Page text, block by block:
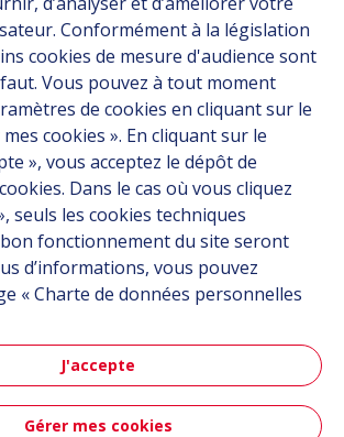
Conformément à la législation
cookies de mesure d'audience sont
Vous pouvez à tout moment
de cookies en cliquant sur le
cookies ». En cliquant sur le
», vous acceptez le dépôt de
Dans le cas où vous cliquez
seuls les cookies techniques
fonctionnement du site seront
d’informations, vous pouvez
« Charte de données personnelles
J'accepte
Gérer mes cookies